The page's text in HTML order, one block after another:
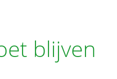
blijven